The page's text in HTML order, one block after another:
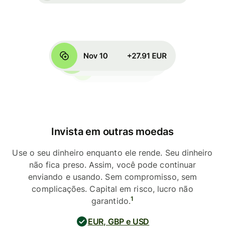
Invista em outras moedas
Use o seu dinheiro enquanto ele rende. Seu dinheiro
não fica preso. Assim, você pode continuar
enviando e usando. Sem compromisso, sem
complicações. Capital em risco, lucro não
garantido.1
EUR, GBP e USD